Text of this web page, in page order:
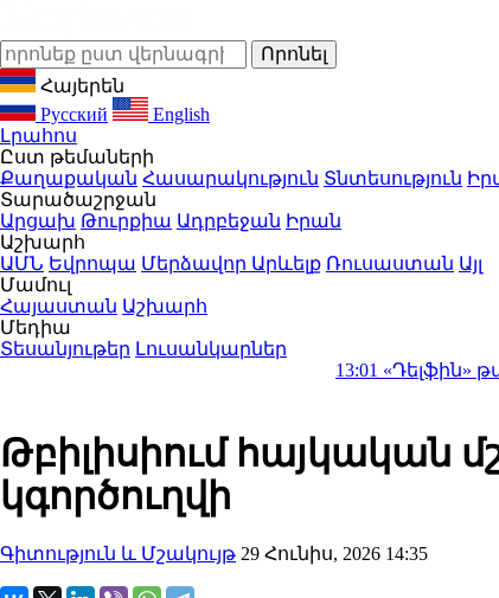
Հայերեն
Русский
English
Լրահոս
Ըստ թեմաների
Քաղաքական Հասարակություն Տնտեսություն
Տարածաշրջան
Արցախ Թուրքիա Ադրբեջան Իրան
Աշխարհ
ԱՄՆ Եվրոպա Մերձավոր Արևելք Ռուսաստան Այլ
Մամուլ
Հայաստան Աշխարհ
Մեդիա
Տեսանյութեր Լուսանկարներ
«Դելֆին» թայֆունը
Թբիլիսիում հայկական
կգործուղվի
Գիտություն և Մշակույթ 29 Հունիս, 2026 14:35